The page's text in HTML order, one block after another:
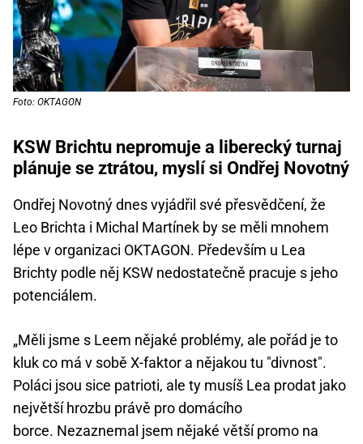
Foto: OKTAGON
KSW Brichtu nepromuje a liberecký turnaj
plánuje se ztrátou, myslí si Ondřej Novotný
Ondřej Novotný dnes vyjádřil své přesvědčení, že
Leo Brichta i Michal Martínek by se měli mnohem
lépe v organizaci OKTAGON. Především u Lea
Brichty podle něj KSW nedostatečně pracuje s jeho
potenciálem.
„Měli jsme s Leem nějaké problémy, ale pořád je to
kluk co má v sobě X-faktor a nějakou tu "divnost".
Poláci jsou sice patrioti, ale ty musíš Lea prodat jako
největší hrozbu právě pro domácího
borce. Nezaznemal jsem nějaké větší promo na